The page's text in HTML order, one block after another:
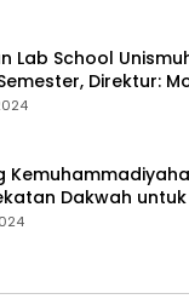
Lab School
Direktur:
Pembelajaran
Dakwah